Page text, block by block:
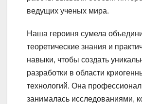
ведущих ученых мира.
Наша героиня сумела
теоретические знания и
навыки, чтобы создать
разработки в области
технологий. Она
занималась исследованиями,